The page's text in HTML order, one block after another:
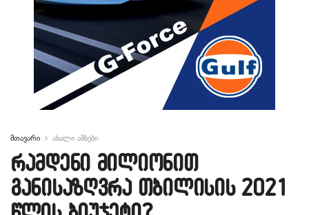
მთავარი ახალი ამბები
რამდენი მილიონით
განისაზღვრა თბილისის 2021